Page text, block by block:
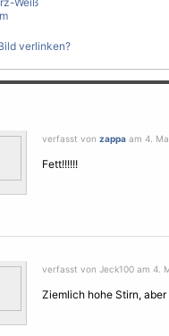
verlinken?
verfasst von zappa am 4.
Fett!!!!!!
verfasst von Jeck100 am 4.
Ziemlich hohe Stirn,